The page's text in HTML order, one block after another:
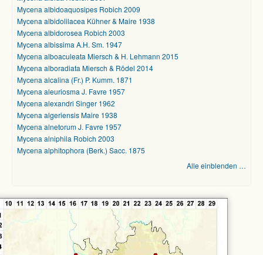
Mycena albidoaquosipes Robich 2009
Mycena albidolilacea Kühner & Maire 1938
Mycena albidorosea Robich 2003
Mycena albissima A.H. Sm. 1947
Mycena alboaculeata Miersch & H. Lehmann 2015
Mycena alboradiata Miersch & Rödel 2014
Mycena alcalina (Fr.) P. Kumm. 1871
Mycena aleuriosma J. Favre 1957
Mycena alexandri Singer 1962
Mycena algeriensis Maire 1938
Mycena alnetorum J. Favre 1957
Mycena alniphila Robich 2003
Mycena alphitophora (Berk.) Sacc. 1875
Alle einblenden …